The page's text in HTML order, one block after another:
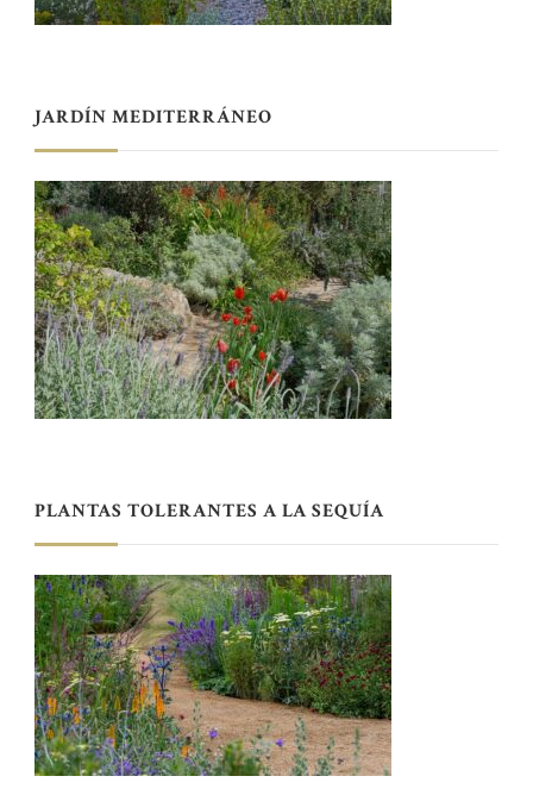
JARDÍN MEDITERRÁNEO
PLANTAS TOLERANTES A LA SEQUÍA